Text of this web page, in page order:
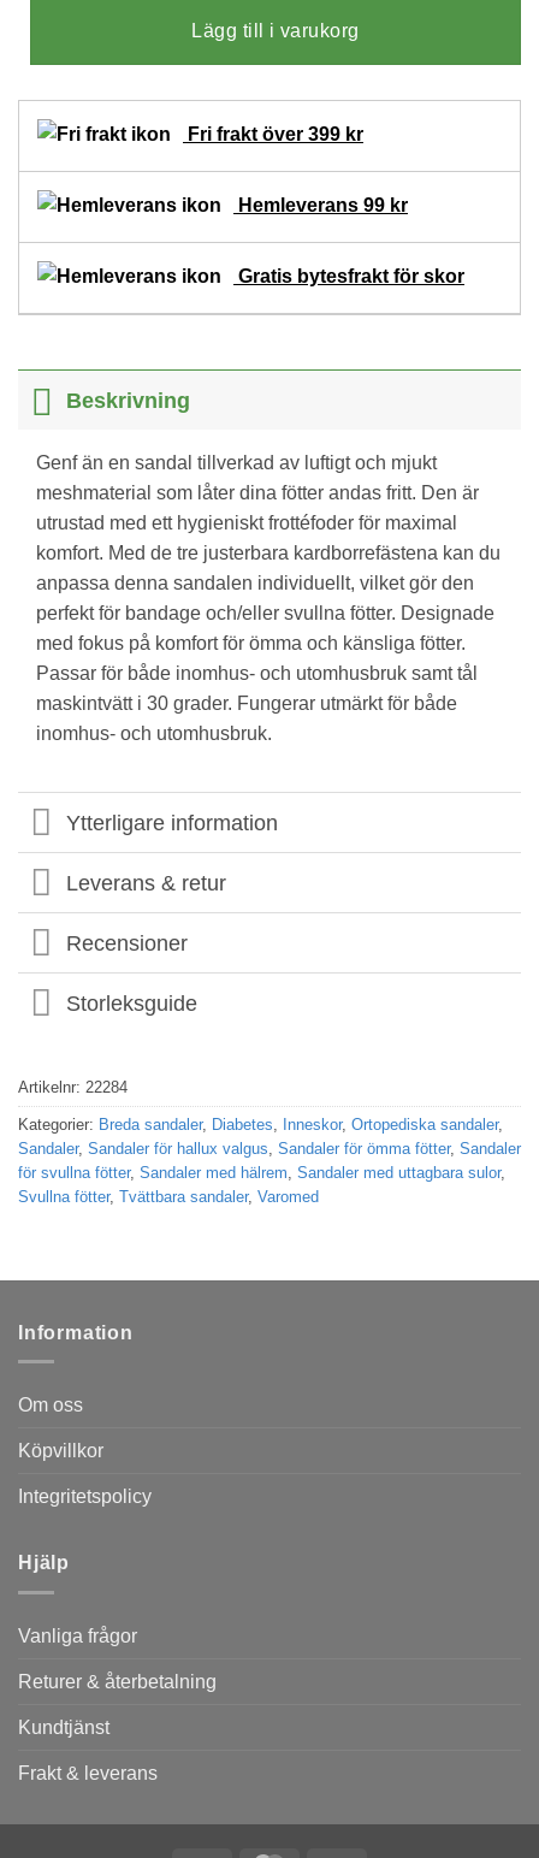
Lägg till i varukorg
Fri frakt över 399 kr
Hemleverans 99 kr
Gratis bytesfrakt för skor
Beskrivning
Genf än en sandal tillverkad av luftigt och mjukt
meshmaterial som låter dina fötter andas fritt. Den är
utrustad med ett hygieniskt frottéfoder för maximal
komfort. Med de tre justerbara kardborrefästena kan du
anpassa denna sandalen individuellt, vilket gör den
perfekt för bandage och/eller svullna fötter. Designade
med fokus på komfort för ömma och känsliga fötter.
Passar för både inomhus- och utomhusbruk samt tål
maskintvätt i 30 grader. Fungerar utmärkt för både
inomhus- och utomhusbruk.
Ytterligare information
Leverans & retur
Recensioner
Storleksguide
Artikelnr: 22284
Kategorier: Breda sandaler, Diabetes Inneskor, Ortopediska sandaler,
Sandaler, Sandaler för hallux valgus Sandaler för ömma fötter, Sandaler
för svullna fötter, Sandaler med hälrem Sandaler med uttagbara sulor,
Svullna fötter, Tvättbara sandaler, Varomed
Information
Om oss
Köpvillkor
Integritetspolicy
Hjälp
Vanliga frågor
Returer & återbetalning
Kundtjänst
Frakt & leverans